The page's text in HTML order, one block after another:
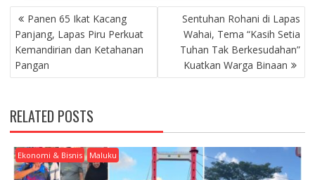
P
O
S
T
N
V
I
G
A
T
Panen 65 Ikat Kacang
Panjang, Lapas Piru Perkuat
Kemandirian dan Ketahanan
Pangan
Sentuhan Rohani di Lapas
Wahai, Tema “Kasih Setia
Tuhan Tak Berkesudahan”
Kuatkan Warga Binaan
RELATED POSTS
Ekonomi & Bisnis Maluku